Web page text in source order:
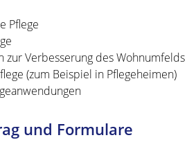
Pflege
zur Verbesserung des Wohnumfelds
(zum Beispiel in Pflegeheimen)
und Formulare